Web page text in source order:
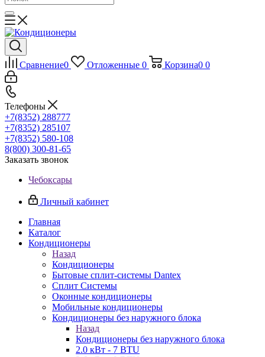
Сравнение0 Отложенные 0 Корзина0 0
Телефоны
+7(8352) 288777
+7(8352) 285107
+7(8352) 580-108
8(800) 300-81-65
Заказать звонок
Чебоксары
Личный кабинет
Главная
Каталог
Кондиционеры
Назад
Кондиционеры
Бытовые сплит-системы Dantex
Сплит Системы
Оконные кондиционеры
Мобильные кондиционеры
Кондиционеры без наружного блока
Назад
Кондиционеры без наружного блока
2.0 кВт - 7 BTU